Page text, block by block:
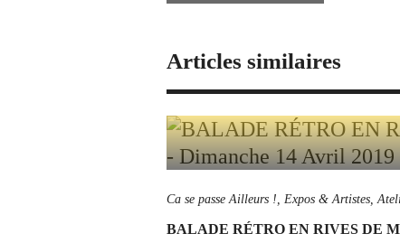
Articles similaires
Ca se passe Ailleurs !, Expos & Artistes,
BALADE RÉTRO EN RIVES DE